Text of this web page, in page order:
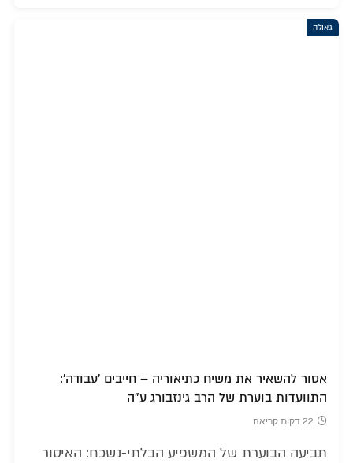
גאולה
אסור להשאיר את משיח כתיאוריה – חייבים 'עבודה':
התוועדות בוערת של הרב גינזבורג ע"ה
22 דקות קריאה
תביעה הבוערת של המשפיע הבלתי-נשכח: האיסור